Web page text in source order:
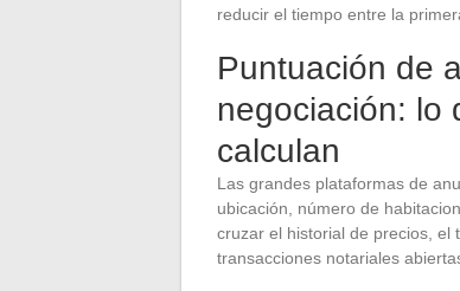
reducir el tiempo entre la
Puntuación de
negociación: lo
calculan
Las grandes plataformas de
ubicación, número de
cruzar el historial de precios, el
transacciones notariales